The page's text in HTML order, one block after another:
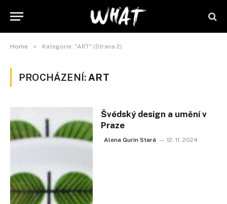
Home » Kategorie: "ART" (Strana 2)
PROCHÁZENÍ: ART
Švédský design a umění v
Praze
Alena Gurin Stará 12. 11. 2024